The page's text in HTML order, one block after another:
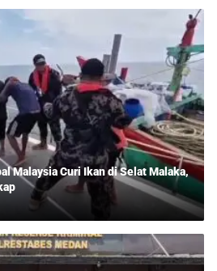
Malaysia Curi Ikan di Selat Malaka,